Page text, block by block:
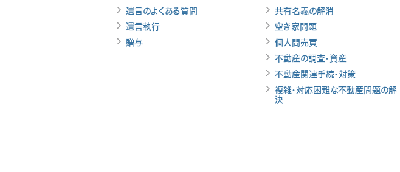
遺言のよくある質問
遺言執行
贈与
共有名義の解消
空き家問題
個人間売買
不動産の調査・資産
不動産関連手続・対策
複雑・対応困難な不動産問題の解
決